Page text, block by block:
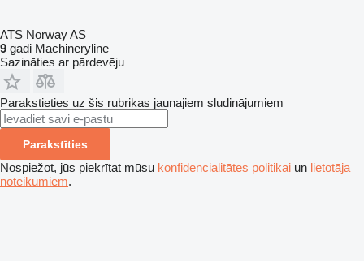
ATS Norway AS
9 gadi Machineryline
Sazināties ar pārdevēju
Parakstieties uz šis rubrikas jaunajiem sludinājumiem
Parakstīties
Nospiežot, jūs piekrītat mūsu konfidencialitātes politikai un lietotāja
noteikumiem.